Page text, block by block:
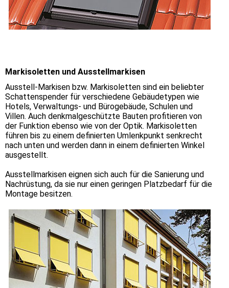
Markisoletten und Ausstellmarkisen
Ausstell-Markisen bzw. Markisoletten sind ein beliebter
Schattenspender für verschiedene Gebäudetypen wie
Hotels, Verwaltungs- und Bürogebäude, Schulen und
Villen. Auch denkmalgeschützte Bauten profitieren von
der Funktion ebenso wie von der Optik. Markisoletten
führen bis zu einem definierten Umlenkpunkt senkrecht
nach unten und werden dann in einem definierten Winkel
ausgestellt.
Ausstellmarkisen eignen sich auch für die Sanierung und
Nachrüstung, da sie nur einen geringen Platzbedarf für die
Montage besitzen.